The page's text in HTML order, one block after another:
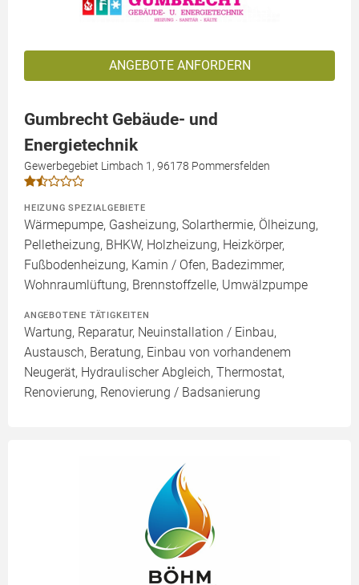
ANGEBOTE ANFORDERN
Gumbrecht Gebäude- und
Energietechnik
Gewerbegebiet Limbach 1, 96178 Pommersfelden
HEIZUNG SPEZIALGEBIETE
Wärmepumpe, Gasheizung, Solarthermie, Ölheizung,
Pelletheizung, BHKW, Holzheizung, Heizkörper,
Fußbodenheizung, Kamin / Ofen, Badezimmer,
Wohnraumlüftung, Brennstoffzelle, Umwälzpumpe
ANGEBOTENE TÄTIGKEITEN
Wartung, Reparatur, Neuinstallation / Einbau,
Austausch, Beratung, Einbau von vorhandenem
Neugerät, Hydraulischer Abgleich, Thermostat,
Renovierung, Renovierung / Badsanierung